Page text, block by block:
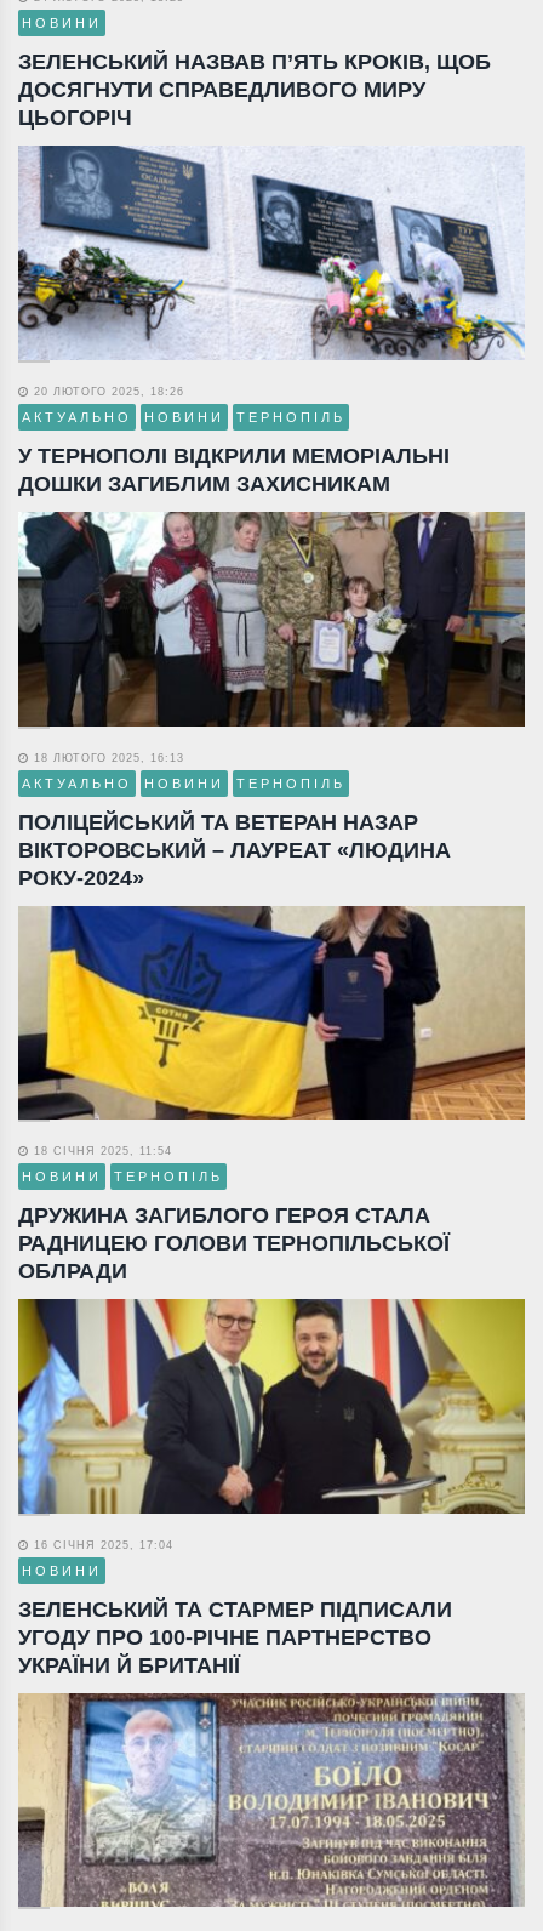
НОВИНИ
ЗЕЛЕНСЬКИЙ НАЗВАВ П’ЯТЬ КРОКІВ, ЩОБ
ДОСЯГНУТИ СПРАВЕДЛИВОГО МИРУ
ЦЬОГОРІЧ
20 ЛЮТОГО 2025, 18:26
АКТУАЛЬНО НОВИНИ ТЕРНОПІЛЬ
У ТЕРНОПОЛІ ВІДКРИЛИ МЕМОРІАЛЬНІ
ДОШКИ ЗАГИБЛИМ ЗАХИСНИКАМ
18 ЛЮТОГО 2025, 16:13
АКТУАЛЬНО НОВИНИ ТЕРНОПІЛЬ
ПОЛІЦЕЙСЬКИЙ ТА ВЕТЕРАН НАЗАР
ВІКТОРОВСЬКИЙ – ЛАУРЕАТ «ЛЮДИНА
РОКУ-2024»
18 СІЧНЯ 2025, 11:54
НОВИНИ ТЕРНОПІЛЬ
ДРУЖИНА ЗАГИБЛОГО ГЕРОЯ СТАЛА
РАДНИЦЕЮ ГОЛОВИ ТЕРНОПІЛЬСЬКОЇ
ОБЛРАДИ
16 СІЧНЯ 2025, 17:04
НОВИНИ
ЗЕЛЕНСЬКИЙ ТА СТАРМЕР ПІДПИСАЛИ
УГОДУ ПРО 100-РІЧНЕ ПАРТНЕРСТВО
УКРАЇНИ Й БРИТАНІЇ